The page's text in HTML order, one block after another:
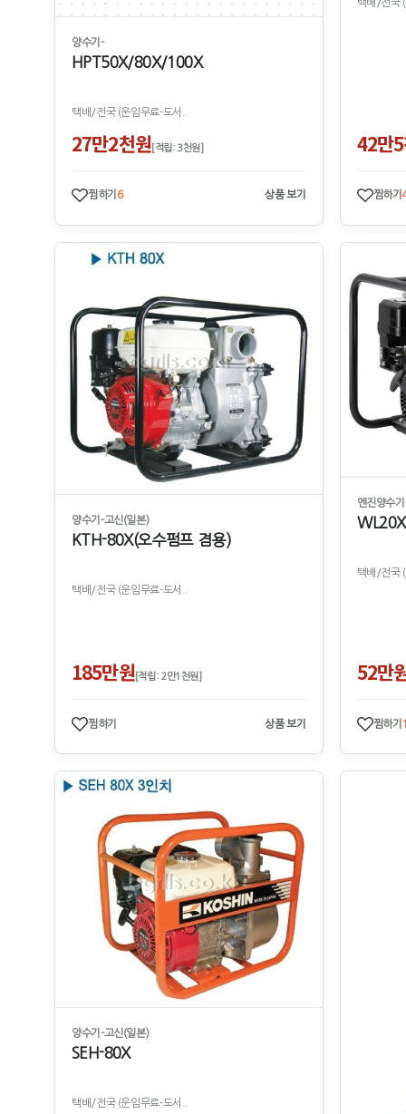
양수기-
HPT50X/80X/100X
택배/전국 (운임무료-도서..
27만2천원[적립: 3천원]
찜하기 6 상품 보기
택배/전국
42만
찜하기
양수기-고신(일본)
KTH-80X(오수펌프 겸용)
택배/전국 (운임무료-도서..
185만원[적립: 2만1천원]
찜하기 상품 보기
엔진양수
택배/전국
52만
찜하기
양수기-고신(일본)
SEH-80X
택배/전국 (운임무료-도서..